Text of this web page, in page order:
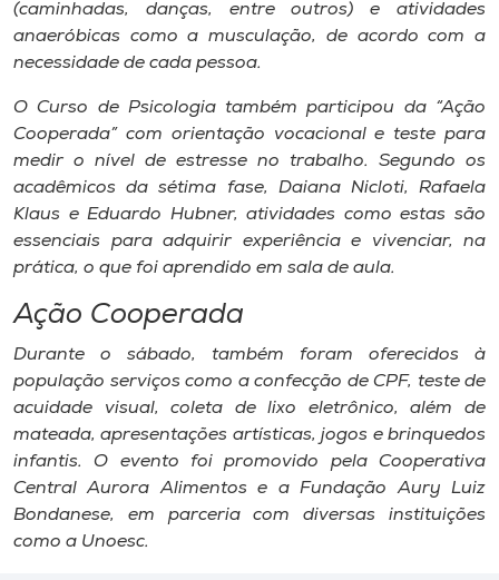
(caminhadas, danças, entre outros) e atividades
anaeróbicas como a musculação, de acordo com a
necessidade de cada pessoa.
O Curso de Psicologia também participou da “Ação
Cooperada” com orientação vocacional e teste para
medir o nível de estresse no trabalho. Segundo os
acadêmicos da sétima fase, Daiana Nicloti, Rafaela
Klaus e Eduardo Hubner, atividades como estas são
essenciais para adquirir experiência e vivenciar, na
prática, o que foi aprendido em sala de aula.
Ação Cooperada
Durante o sábado, também foram oferecidos à
população serviços como a confecção de CPF, teste de
acuidade visual, coleta de lixo eletrônico, além de
mateada, apresentações artísticas, jogos e brinquedos
infantis. O evento foi promovido pela Cooperativa
Central Aurora Alimentos e a Fundação Aury Luiz
Bondanese, em parceria com diversas instituições
como a Unoesc.